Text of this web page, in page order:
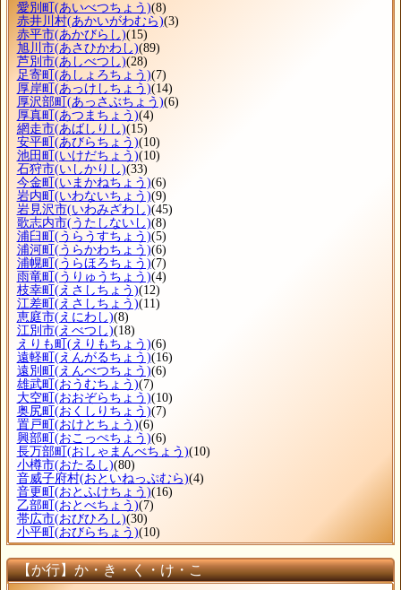
愛別町 (あいべつちょう)(8)
赤井川村(あかいがわむら)(3)
赤平市(あかびらし)(15)
旭川市(あさひかわし)(89)
芦別市(あしべつし)(28)
足寄町 (あしょろちょう)(7)
厚岸町 (あっけしちょう)(14)
厚沢部町 (あっさぶちょう)(6)
厚真町 (あつまちょう)(4)
網走市(あばしりし)(15)
安平町 (あびらちょう)(10)
池田町 (いけだちょう)(10)
石狩市(いしかりし)(33)
今金町 (いまかねちょう)(6)
岩内町 (いわないちょう)(9)
岩見沢市(いわみざわし)(45)
歌志内市(うたしないし)(8)
浦臼町 (うらうすちょう)(5)
浦河町 (うらかわちょう)(6)
浦幌町 (うらほろちょう)(7)
雨竜町 (うりゅうちょう)(4)
枝幸町 (えさしちょう)(12)
江差町 (えさしちょう)(11)
恵庭市(えにわし)(8)
江別市(えべつし)(18)
えりも町 (えりもちょう)(6)
遠軽町 (えんがるちょう)(16)
遠別町 (えんべつちょう)(6)
雄武町 (おうむちょう)(7)
大空町 (おおぞらちょう)(10)
奥尻町 (おくしりちょう)(7)
置戸町 (おけとちょう)(6)
興部町 (おこっぺちょう)(6)
長万部町 (おしゃまんべちょう)(10)
小樽市(おたるし)(80)
音威子府村(おといねっぷむら)(4)
音更町 (おとふけちょう)(16)
乙部町 (おとべちょう)(7)
帯広市(おびひろし)(30)
小平町 (おびらちょう)(10)
【か行】か・き・く・け・こ